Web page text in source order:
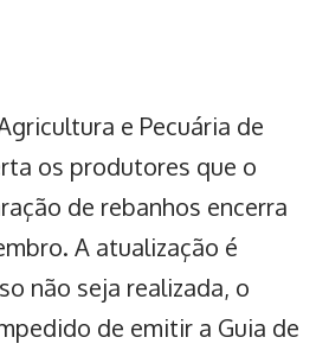
e Pecuária de
os produtores que o
de rebanhos encerra
A atualização é
não seja realizada, o
de emitir a Guia de